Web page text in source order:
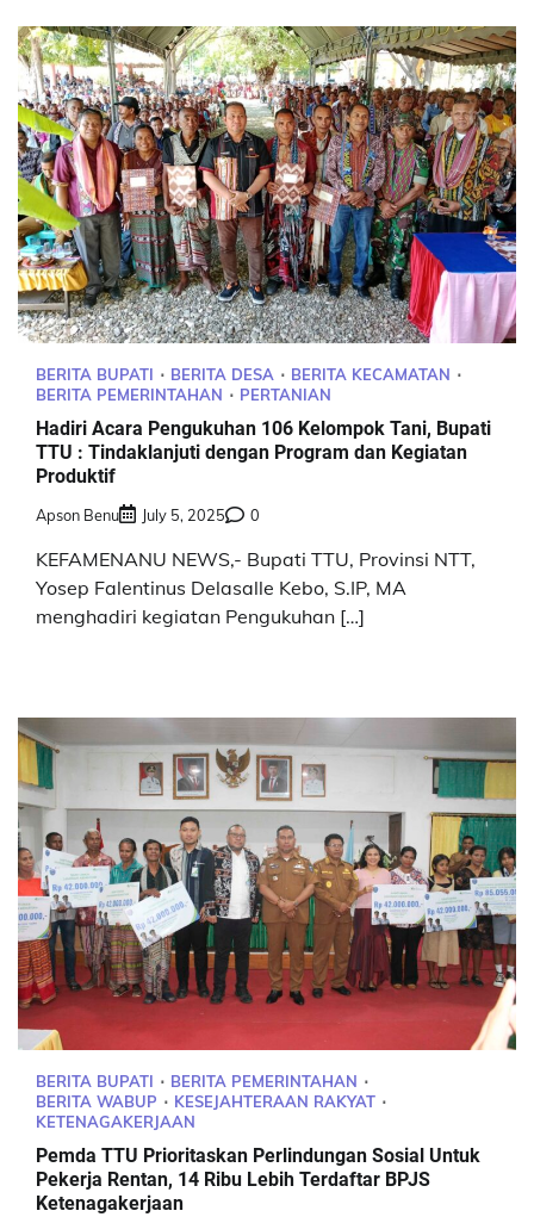
BERITA BUPATI BERITA DESA
BERITA KECAMATAN
BERITA PEMERINTAHAN
PERTANIAN
Hadiri Acara Pengukuhan 106 Kelompok Tani, Bupati
TTU : Tindaklanjuti dengan Program dan Kegiatan
Produktif
Apson Benu July 5, 2025 0
KEFAMENANU NEWS,- Bupati TTU, Provinsi NTT,
Yosep Falentinus Delasalle Kebo, S.IP, MA
menghadiri kegiatan Pengukuhan […]
BERITA BUPATI
BERITA PEMERINTAHAN
BERITA WABUP
KESEJAHTERAAN RAKYAT
KETENAGAKERJAAN
Pemda TTU Prioritaskan Perlindungan Sosial Untuk
Pekerja Rentan, 14 Ribu Lebih Terdaftar BPJS
Ketenagakerjaan